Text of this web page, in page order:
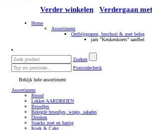
Verder winkelen Verdergaan
Home
Assortiment
Ontbijtgranen, beschuit & zoet beleg
jam "Keukenkoets" aardbei
Zoeken
Postcodecheck
Bekijk hele assortiment
Assortiment
Brood
Lekker AARDBEIEN
Broodjes
Belegde broodjes, wraps, salades
Drinken
Snacks zoet en hartig
Koek & Cake